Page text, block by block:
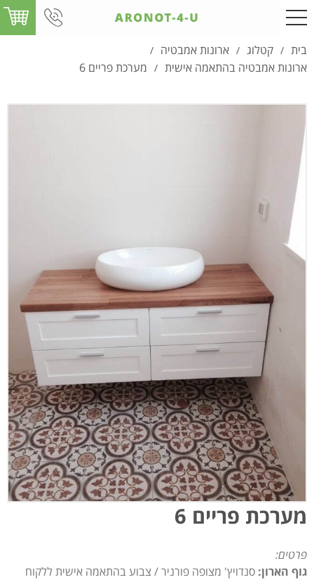
בית / קטלוג / ארונות אמבטיה /
ארונות אמבטיה בהתאמה אישית / מערכת פריים 6
מערכת פריים 6
פרטים:
גוף הארון: סנדויץ' מצופה פורניר / צבוע בהתאמה אישית ללקוח